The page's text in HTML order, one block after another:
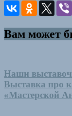
Вам может
Наши
Выставка про
«Мастерской